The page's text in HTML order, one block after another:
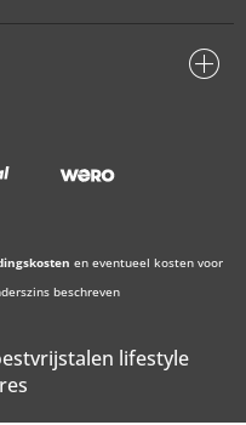
en eventueel kosten voor
beschreven
lifestyle